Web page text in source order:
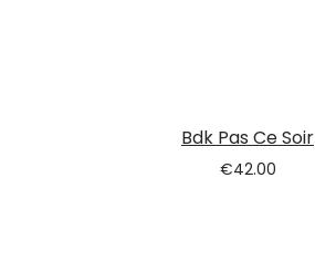
Bdk Pas Ce Soir
€42.00